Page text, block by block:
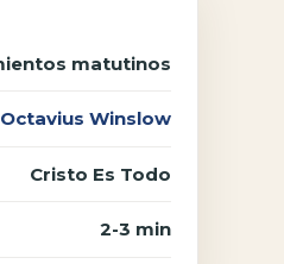
matutinos
Octavius Winslow
Cristo Es Todo
2-3 min